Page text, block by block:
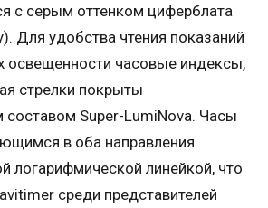
с серым оттенком циферблата
Для удобства чтения показаний
освещенности часовые индексы,
стрелки покрыты
Super-LumiNova. Часы
в оба направления
логарифмической линейкой, что
среди представителей